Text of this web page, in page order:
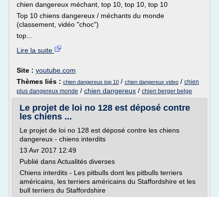
chien dangereux méchant, top 10, top 10, top 10
Top 10 chiens dangereux / méchants du monde
(classement, vidéo "choc")
top...
Lire la suite
Site : youtube.com
Thèmes liés : chien dangereux top 10 / chien dangereux video / chien
plus dangereux monde / chien dangereux / chien berger belge
Le projet de loi no 128 est déposé contre
les chiens ...
Le projet de loi no 128 est déposé contre les chiens
dangereux - chiens interdits
13 Avr 2017 12:49
Publié dans Actualités diverses
Chiens interdits - Les pitbulls dont les pitbulls terriers
américains, les terriers américains du Staffordshire et les
bull terriers du Staffordshire